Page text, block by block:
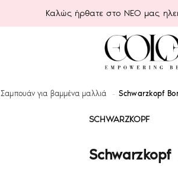
Καλώς ήρθατε στο ΝΕΟ μας
Σαμπουάν για βαμμένα μαλλιά Schwarzkopf
SCHWARZKOPF
Schwarzkopf